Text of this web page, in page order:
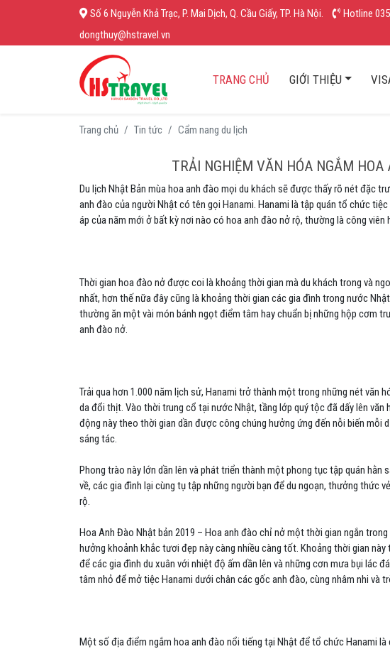
Số 6 Nguyễn Khả Trạc, P. Mai Dịch, Q. Cầu Giấy, TP. Hà Nội.
Hotline
dongthuy@hstravel.vn
TRANG CHỦ (CURRENT)
GIỚI THIỆU
Trang chủ Tin tức Cẩm nang du lịch
TRẢI NGHIỆM VĂN HÓA NGẮM
Du lịch Nhật Bản mùa hoa anh đào mọi du khách sẽ được thấy rõ nét đặc
anh đào của người Nhật có tên gọi Hanami. Hanami là tập quán tổ chức
áp của năm mới ở bất kỳ nơi nào có hoa anh đào nở rộ, thường là công viên
Thời gian hoa đào nở được coi là khoảng thời gian mà du khách trong và
nhất, hơn thế nữa đây cũng là khoảng thời gian các gia đình trong nước
thường ăn một vài món bánh ngọt điểm tâm hay chuẩn bị những hộp cơm
anh đào nở.
Trải qua hơn 1.000 năm lịch sử, Hanami trở thành một trong những nét văn
da đổi thịt. Vào thời trung cổ tại nước Nhật, tầng lớp quý tộc đã dấy lên
động này theo thời gian dần được công chúng hưởng ứng đến nỗi biến mỗi
sáng tác.
Phong trào này lớn dần lên và phát triển thành một phong tục tập quán hằn
về, các gia đình lại cùng tụ tập những người bạn để du ngoạn, thưởng thức
rộ.
Hoa Anh Đào Nhật bản 2019 – Hoa anh đào chỉ nở một thời gian ngắn
hưởng khoảnh khắc tươi đẹp này càng nhiều càng tốt. Khoảng thời gian
để các gia đình du xuân với nhiệt độ ấm dần lên và những cơn mưa bụi lác
tâm nhỏ để mở tiệc Hanami dưới chân các gốc anh đào, cùng nhâm nhi và
Một số địa điểm ngắm hoa anh đào nổi tiếng tại Nhật để tổ chức Hanami